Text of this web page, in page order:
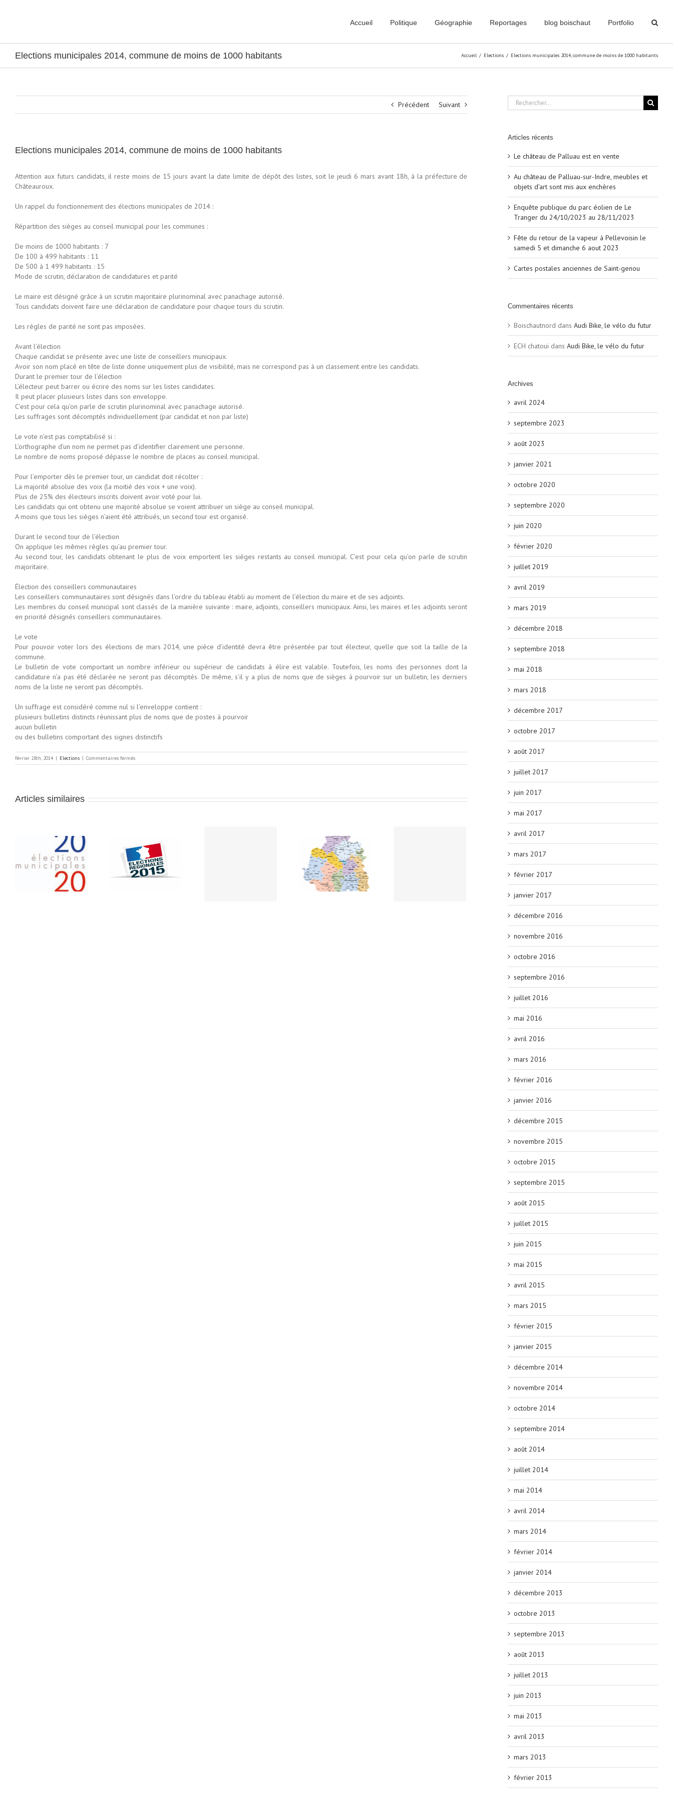
Accueil Politique Géographie Reportages blog boischaut Portfolio
Elections municipales 2014, commune de moins de 1000 habitants Accueil / Elections / Elections municipales 2014, commune de moins de 1000 habitants
Précédent Suivant
Elections municipales 2014, commune de moins de 1000 habitants
Attention aux futurs candidats, il reste moins de 15 jours avant la date limite de dépôt des listes, soit le jeudi 6 mars avant 18h, à la préfecture de
Châteauroux.
Un rappel du fonctionnement des élections municipales de 2014 :
Répartition des sièges au conseil municipal pour les communes :
De moins de 1000 habitants : 7
De 100 à 499 habitants : 11
De 500 à 1 499 habitants : 15
Mode de scrutin, déclaration de candidatures et parité
Le maire est désigné grâce à un scrutin majoritaire plurinominal avec panachage autorisé.
Tous candidats doivent faire une déclaration de candidature pour chaque tours du scrutin.
Les règles de parité ne sont pas imposées.
Avant l’élection
Chaque candidat se présente avec une liste de conseillers municipaux.
Avoir son nom placé en tête de liste donne uniquement plus de visibilité, mais ne correspond pas à un classement entre les candidats.
Durant le premier tour de l’élection
L’électeur peut barrer ou écrire des noms sur les listes candidates.
Il peut placer plusieurs listes dans son enveloppe.
C’est pour cela qu’on parle de scrutin plurinominal avec panachage autorisé.
Les suffrages sont décomptés individuellement (par candidat et non par liste)
Le vote n’est pas comptabilisé si :
L’orthographe d’un nom ne permet pas d’identifier clairement une personne.
Le nombre de noms proposé dépasse le nombre de places au conseil municipal.
Pour l’emporter dès le premier tour, un candidat doit récolter :
La majorité absolue des voix (la moitié des voix + une voix).
Plus de 25% des électeurs inscrits doivent avoir voté pour lui.
Les candidats qui ont obtenu une majorité absolue se voient attribuer un siège au conseil municipal.
A moins que tous les sièges n’aient été attribués, un second tour est organisé.
Durant le second tour de l’élection
On applique les mêmes règles qu’au premier tour.
Au second tour, les candidats obtenant le plus de voix emportent les sièges restants au conseil municipal. C’est pour cela qu’on parle de scrutin
majoritaire.
Élection des conseillers communautaires
Les conseillers communautaires sont désignés dans l’ordre du tableau établi au moment de l’élection du maire et de ses adjoints.
Les membres du conseil municipal sont classés de la manière suivante : maire, adjoints, conseillers municipaux. Ainsi, les maires et les adjoints seront
en priorité désignés conseillers communautaires.
Le vote
Pour pouvoir voter lors des élections de mars 2014, une pièce d’identité devra être présentée par tout électeur, quelle que soit la taille de la
commune.
Le bulletin de vote comportant un nombre inférieur ou supérieur de candidats à élire est valable. Toutefois, les noms des personnes dont la
candidature n’a pas été déclarée ne seront pas décomptés. De même, s’il y a plus de noms que de sièges à pourvoir sur un bulletin, les derniers
noms de la liste ne seront pas décomptés.
Un suffrage est considéré comme nul si l’enveloppe contient :
plusieurs bulletins distincts réunissant plus de noms que de postes à pourvoir
aucun bulletin
ou des bulletins comportant des signes distinctifs
février 28th, 2014 | Elections | Commentaires ferméssur
Elections
moins
Articles similaires
Elections
régionales du 6 et
13 décembre 2015
Résultats du 1er
tour dans le
canton de
Election du maire
et des adjoints à
Préaux
Rechercher:
Articles récents
Le château de Palluau est en vente
Au château de Palluau-sur-Indre, meubles et
objets d’art sont mis aux enchères
Enquête publique du parc éolien de Le
Tranger du 24/10/2023 au 28/11/2023
Fête du retour de la vapeur à Pellevoisin le
samedi 5 et dimanche 6 aout 2023
Cartes postales anciennes de Saint-genou
Commentaires récents
Boischautnord dans Audi Bike, le vélo du futur
ECH chatoui dans Audi Bike, le vélo du futur
Archives
avril 2024
septembre 2023
août 2023
janvier 2021
octobre 2020
septembre 2020
juin 2020
février 2020
juillet 2019
avril 2019
mars 2019
décembre 2018
septembre 2018
mai 2018
mars 2018
décembre 2017
octobre 2017
août 2017
juillet 2017
juin 2017
mai 2017
avril 2017
mars 2017
février 2017
janvier 2017
décembre 2016
novembre 2016
octobre 2016
septembre 2016
juillet 2016
mai 2016
avril 2016
mars 2016
février 2016
janvier 2016
décembre 2015
novembre 2015
octobre 2015
septembre 2015
août 2015
juillet 2015
juin 2015
mai 2015
avril 2015
mars 2015
février 2015
janvier 2015
décembre 2014
novembre 2014
octobre 2014
septembre 2014
août 2014
juillet 2014
mai 2014
avril 2014
mars 2014
février 2014
janvier 2014
décembre 2013
octobre 2013
septembre 2013
août 2013
juillet 2013
juin 2013
mai 2013
avril 2013
mars 2013
février 2013